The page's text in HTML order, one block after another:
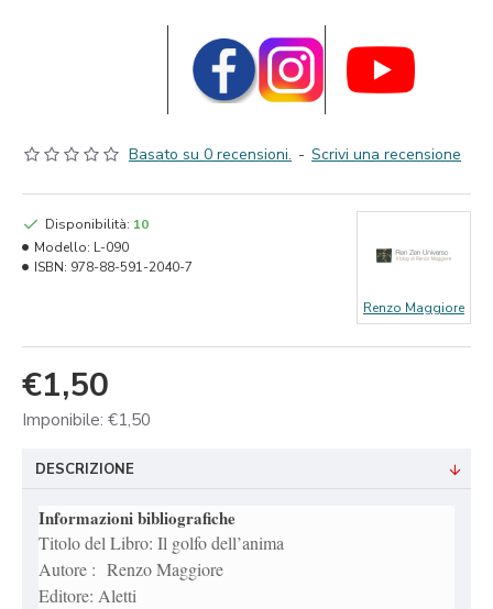
Basato su 0 recensioni. - Scrivi una recensione
€1,50
Imponibile: €1,50
Disponibilità: 10
Modello: L-090
ISBN: 978-88-591-2040-7
Renzo Maggiore
DESCRIZIONE
Informazioni bibliografiche
Titolo del Libro: Il golfo dell’anima
Autore : Renzo Maggiore
Editore: Aletti